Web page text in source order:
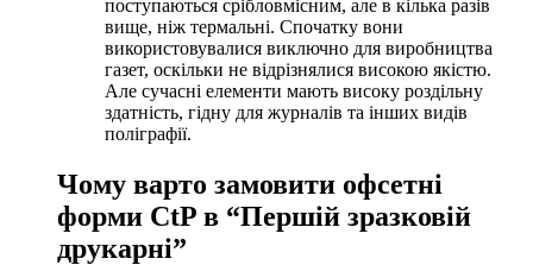
поступаються срібловмісним, але в кілька разів
вище, ніж термальні. Спочатку вони
використовувалися виключно для виробництва
газет, оскільки не відрізнялися високою якістю.
Але сучасні елементи мають високу роздільну
здатність, гідну для журналів та інших видів
поліграфії.
Чому варто замовити офсетні
форми CtP в “Першій зразковій
друкарні”